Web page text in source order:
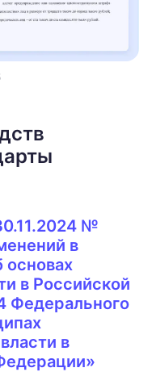
№
в
в Российской
Федерального
в